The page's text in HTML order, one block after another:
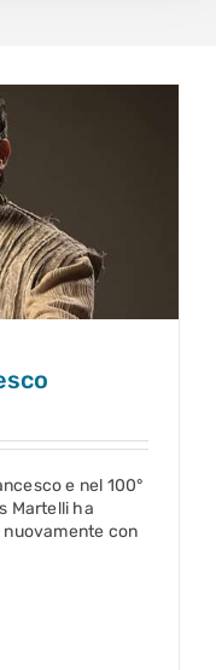
e nel 100°
Martelli ha
con